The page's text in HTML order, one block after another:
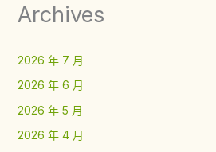
Archives
2026 年 7 月
2026 年 6 月
2026 年 5 月
2026 年 4 月